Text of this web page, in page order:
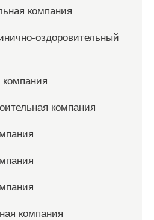
компания
оздоровительный
компания
компания